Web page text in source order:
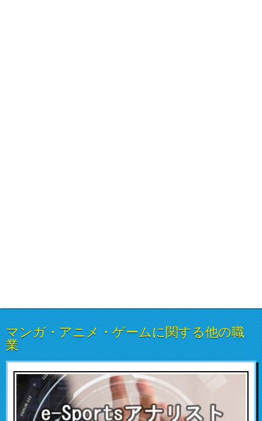
マンガ・アニメ・ゲームに関する他の職
業